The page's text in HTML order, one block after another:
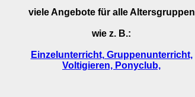
viele Angebote für alle Altersgruppen
wie z. B.:
Einzelunterricht, Gruppenunterricht,
Voltigieren, Ponyclub,